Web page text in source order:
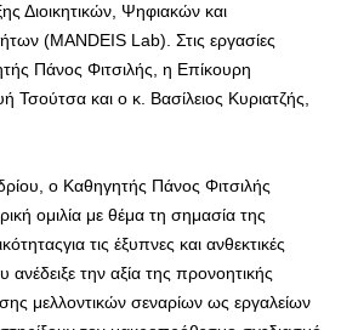
Διοικητικών, Ψηφιακών και
(MANDEIS Lab). Στις εργασίες
Πάνος Φιτσιλής, η Επίκουρη
Τσούτσα και ο κ. Βασίλειος Κυριατζής,
ο Καθηγητής Πάνος Φιτσιλής
ομιλία με θέμα τη σημασία της
τις έξυπνες και ανθεκτικές
ανέδειξε την αξία της προνοητικής
μελλοντικών σεναρίων ως εργαλείων